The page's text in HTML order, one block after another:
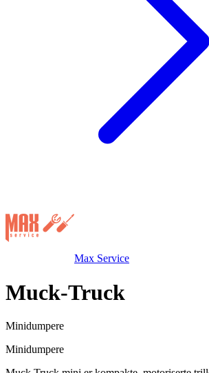
Max Service
Muck-Truck
Minidumpere
Minidumpere